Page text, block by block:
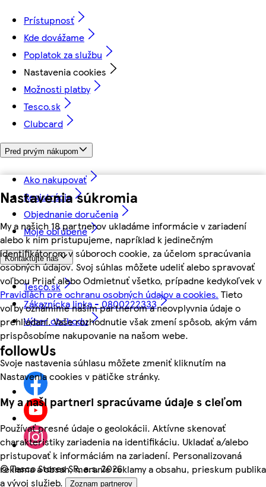
Nastavenia súkromia
My a našich 18 partnerov ukladáme informácie v zariadení
alebo k nim pristupujeme, napríklad k jedinečným
identifikátorom v súboroch cookie, za účelom spracúvania
osobných údajov. Svoj súhlas môžete udeliť alebo spravovať
voľbou Prijať alebo Odmietnuť všetko, prípadne kedykoľvek v
Pravidlách pre ochranu osobných údajov a cookies. Tieto
voľby oznámime našim partnerom a neovplyvnia údaje o
prehliadaní. Vaše rozhodnutie však zmení spôsob, akým vám
prispôsobíme nakupovanie na našom webe.
Svoje nastavenia súhlasu môžete zmeniť kliknutím na
Nastavenia cookies v pätičke stránky.
My a naši partneri spracúvame údaje s cieľom
Používať presné údaje o geolokácii. Aktívne skenovať
charakteristiky zariadenia na identifikáciu. Ukladať a/alebo
pristupovať k informáciám na zariadení. Personalizovaná
reklama a obsah, meranie reklamy a obsahu, prieskum publika
a vývoj služieb.
Zoznam partnerov
Prístupnosť
Kde dovážame
Poplatok za službu
Nastavenia cookies
Možnosti platby
Tesco.sk
Clubcard
Pred prvým nákupom
Ako nakupovať
Registrácia
Objednanie doručenia
Moje obľúbené
Kontaktujte nás
Tesco.sk
Zákaznícka linka - 0800222333
Výber obchodu
followUs
©Tesco Stores SR, a.s. 2026